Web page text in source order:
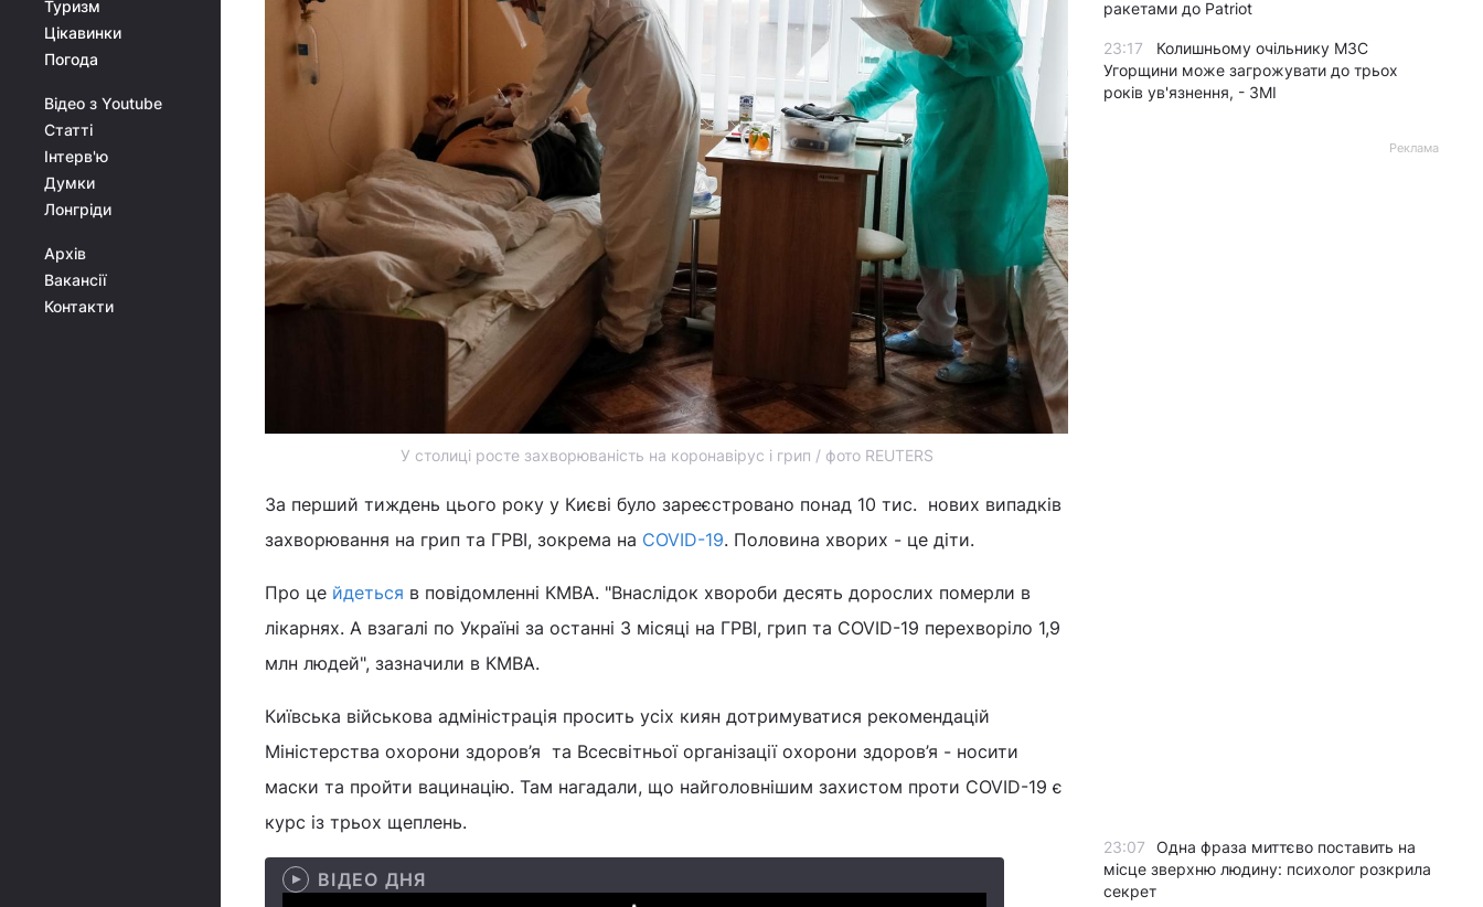
Туризм
Цікавинки
Погода
Відео з Youtube
Статті
Інтерв'ю
Думки
Лонгріди
Архів
Вакансії
Контакти
У столиці росте захворюваність на коронавірус і грип / фото REUTERS
За перший тиждень цього року у Києві було зареєстровано понад 10 тис. нових випадків
захворювання на грип та ГРВІ, зокрема на COVID-19. Половина хворих - це діти.
Про це йдеться в повідомленні КМВА. "Внаслідок хвороби десять дорослих померли в
лікарнях. А взагалі по Україні за останні 3 місяці на ГРВІ, грип та COVID-19 перехворіло 1,9
млн людей", зазначили в КМВА.
Київська військова адміністрація просить усіх киян дотримуватися рекомендацій
Міністерства охорони здоров’я та Всесвітньої організації охорони здоров’я - носити
маски та пройти вацинацію. Там нагадали, що найголовнішим захистом проти COVID-19 є
курс із трьох щеплень.
ВІДЕО ДНЯ
ракетами до Patriot
23:17
Колишньому очільнику МЗС
Угорщини може загрожувати до трьох
років ув'язнення, - ЗМІ
Реклама
23:07
Одна фраза миттєво поставить на
місце зверхню людину: психолог розкрила
секрет